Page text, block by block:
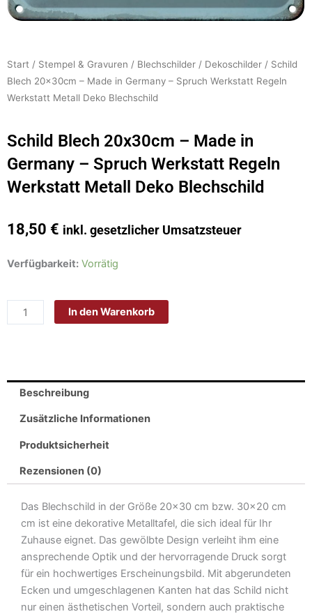
Start / Stempel & Gravuren / Blechschilder / Dekoschilder / Schild
Blech 20x30cm – Made in Germany – Spruch Werkstatt Regeln
Werkstatt Metall Deko Blechschild
Schild Blech 20x30cm – Made in
Germany – Spruch Werkstatt Regeln
Werkstatt Metall Deko Blechschild
18,50 € inkl. gesetzlicher Umsatzsteuer
Verfügbarkeit: Vorrätig
Schild
-
Spruch
Werkstatt
Werkstatt
Metall
Deko
Menge
In den Warenkorb
Beschreibung
Zusätzliche Informationen
Produktsicherheit
Rezensionen (0)
Das Blechschild in der Größe 20×30 cm bzw. 30×20 cm
cm ist eine dekorative Metalltafel, die sich ideal für Ihr
Zuhause eignet. Das gewölbte Design verleiht ihm eine
ansprechende Optik und der hervorragende Druck sorgt
für ein hochwertiges Erscheinungsbild. Mit abgerundeten
Ecken und umgeschlagenen Kanten hat das Schild nicht
nur einen ästhetischen Vorteil, sondern auch praktische